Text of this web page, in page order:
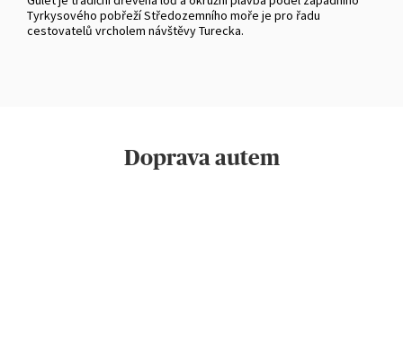
Tyrkysového pobřeží Středozemního moře je pro řadu
cestovatelů vrcholem návštěvy Turecka.
Doprava autem